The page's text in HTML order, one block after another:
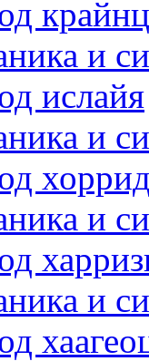
и
ислайя
и
и
и